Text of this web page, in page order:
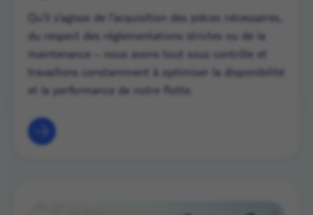
Qu'il s'agisse de l'acquisition des pièces nécessaires,
du respect des réglementations strictes ou de la
maintenance – nous avons tout sous contrôle et
travaillons constamment à optimiser la disponibilité
et la performance de notre flotte.